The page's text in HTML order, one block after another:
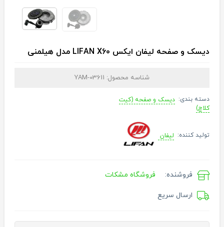
دیسک و صفحه لیفان ایکس LIFAN X60 مدل هیلمنی
شناسه محصول: YAM-03611
دسته بندی: دیسک و صفحه (کیت
کلاچ)
تولید کننده: لیفان
فروشنده: فروشگاه مشکات
ارسال سریع